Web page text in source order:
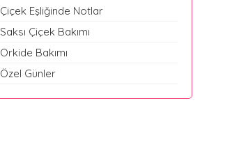
Çiçek Eşliğinde Notlar
Saksı Çiçek Bakımı
Orkide Bakımı
Özel Günler